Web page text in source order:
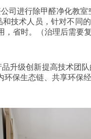
司进行除甲醛净化教
技术人员，针对不同
省时。（治理后需要
升级创新提高技术团
保生态链、共享环保